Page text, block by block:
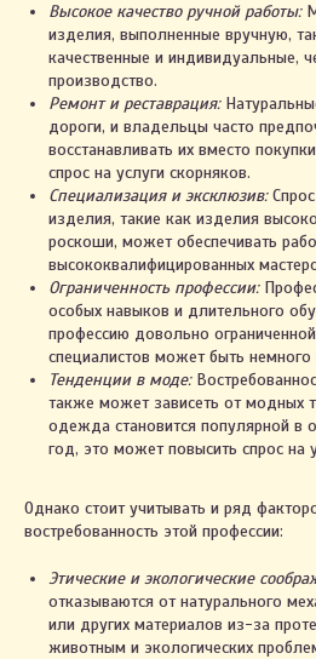
Высокое качество ручной работы:
изделия, выполненные вручную,
качественные и индивидуальные,
производство.
Ремонт и реставрация:
дороги, и владельцы часто
восстанавливать их вместо
спрос на услуги скорняков.
Специализация и эксклюзив:
изделия, такие как изделия
роскоши, может обеспечивать
высококвалифицированных
Ограниченность профессии:
особых навыков и длительного
профессию довольно
специалистов может быть немного
Тенденции в моде:
также может зависеть от модных
одежда становится популярной в
год, это может повысить спрос на
Однако стоит учитывать и ряд
востребованность этой профессии:
Этические и экологические
отказываются от натурального
или других материалов из-за
животным и экологических